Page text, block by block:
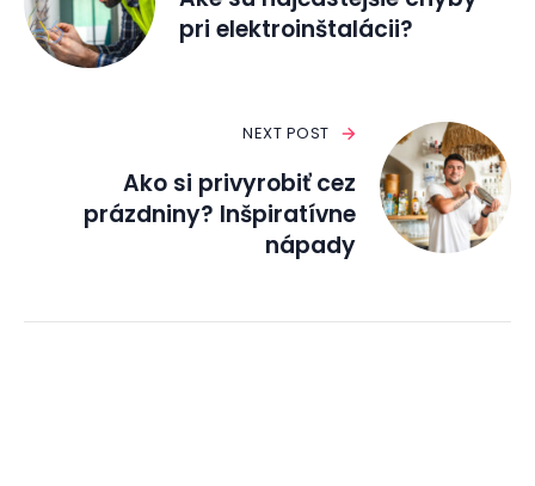
pri elektroinštalácii?
NEXT POST
Ako si privyrobiť cez
prázdniny? Inšpiratívne
nápady